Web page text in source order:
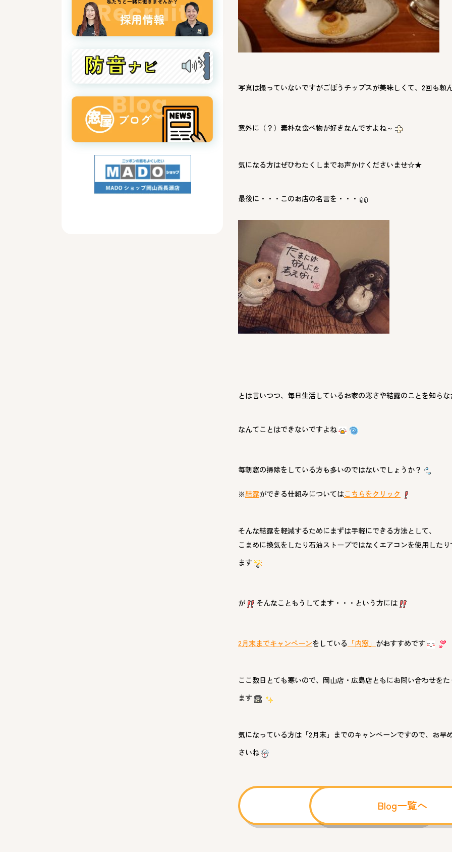
写真は撮っていないですがごぼうチップスが美味しくて、2回も頼
意外に（？）素朴な食べ物が好きなんですよね～
気になる方はぜひわたくしまでお声かけくださいませ☆★
最後に・・・このお店の名言を・・・
とは言いつつ、毎日生活しているお家の寒さや結露のことを知らな
なんてことはできないですよね
毎朝窓の掃除をしている方も多いのではないでしょうか？
※結露ができる仕組みについてはこちらをクリック
そんな結露を軽減するためにまずは手軽にできる方法として、
こまめに換気をしたり石油ストーブではなくエアコンを使用した
ます
が そんなこともうしてます・・・という方には
2月末までキャンペーンをしている 「内窓」 がおすすめです
ここ数日とても寒いので、岡山店・広島店ともにお問い合わせを
ます
気になっている方は「2月末」までのキャンペーンですので、お早
さいね
Blog一覧へ